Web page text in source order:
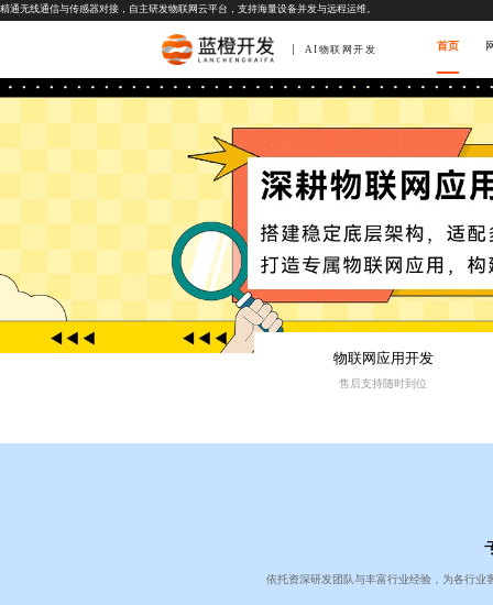
精通无线通信与传感器对接，自主研发物联网云平台，支持海量设备并发与远程运维。
AI物联网开发 首页
物联网应用开发
售后支持随时到位
依托资深研发团队与丰富行业经验，为各行